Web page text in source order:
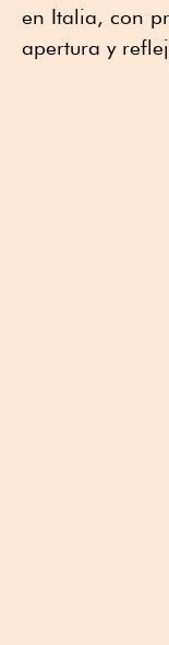
en Italia, con
apertura y